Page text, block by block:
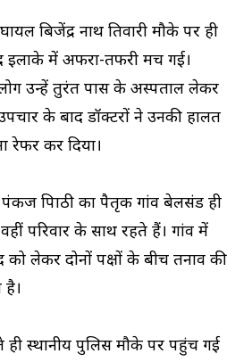
बिजेंद्र नाथ तिवारी मौके पर ही
इलाके में अफरा-तफरी मच गई।
उन्हें तुरंत पास के अस्पताल लेकर
के बाद डॉक्टरों ने उनकी हालत
रेफर कर दिया।
त्रिपाठी का पैतृक गांव बेलसंड ही
परिवार के साथ रहते हैं। गांव में
लेकर दोनों पक्षों के बीच तनाव की
ही स्थानीय पुलिस मौके पर पहुंच गई